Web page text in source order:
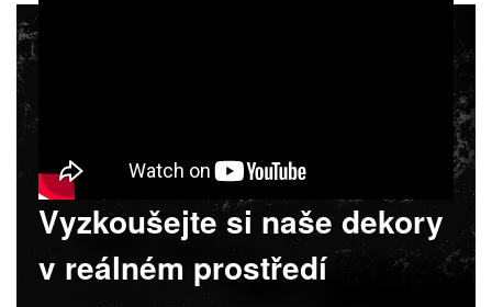
Vyzkoušejte si naše dekory
v reálném prostředí